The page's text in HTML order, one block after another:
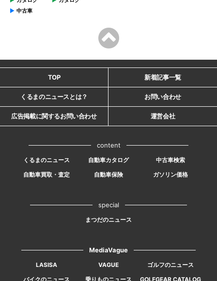
中古車
TOP 新着記事一覧
くるまのニュースとは？ お問い合わせ
広告掲載に関するお問い合わせ 運営会社
content
くるまのニュース 自動車カタログ
中古車検索
自動車買取・査定
自動車保険 ガソリン価格
special
まつだのニュース
MediaVague
LASISA VAGUE
ゴルフのニュース
バイクのニュース
乗りものニュース GOLFGEAR CATALOG